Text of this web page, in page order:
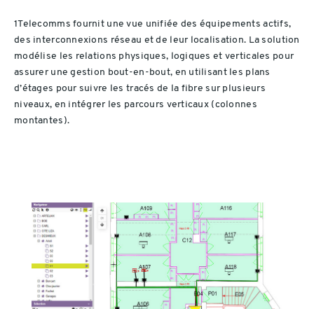
1Telecomms fournit une vue unifiée des équipements actifs,
des interconnexions réseau et de leur localisation. La solution
modélise les relations physiques, logiques et verticales pour
assurer une gestion bout-en-bout, en utilisant les plans
d’étages pour suivre les tracés de la fibre sur plusieurs
niveaux, en intégrer les parcours verticaux (colonnes
montantes).